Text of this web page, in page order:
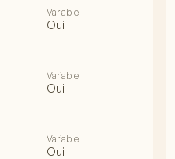
Variable
Oui
Variable
Oui
Variable
Oui